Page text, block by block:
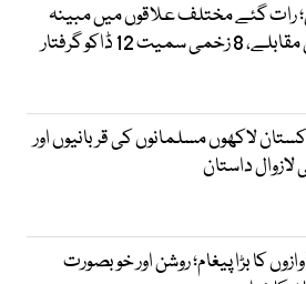
رات گئے مختلف علاقوں میں مبینہ
سمیت 12 ڈاکو گرفتار
لاکھوں مسلمانوں کی قربانیوں اور
داستان
کا بڑا پیغام؛ روشن اور خوبصورت